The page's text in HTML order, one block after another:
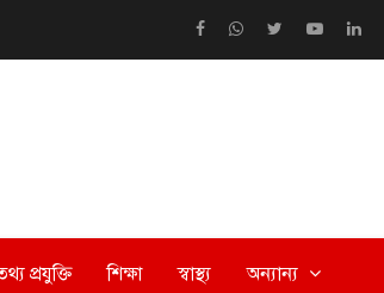
প্রযুক্তি শিক্ষা স্বাস্থ্য অন্যান্য